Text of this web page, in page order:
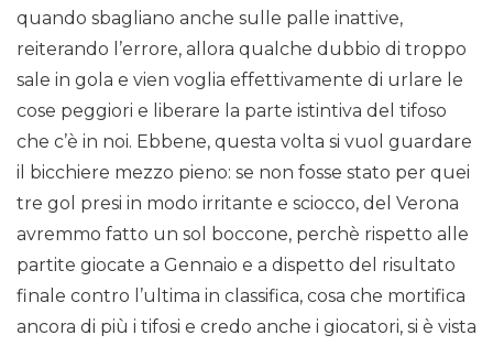
quando sbagliano anche sulle palle inattive,
reiterando l’errore, allora qualche dubbio di troppo
sale in gola e vien voglia effettivamente di urlare le
cose peggiori e liberare la parte istintiva del tifoso
che c’è in noi. Ebbene, questa volta si vuol guardare
il bicchiere mezzo pieno: se non fosse stato per quei
tre gol presi in modo irritante e sciocco, del Verona
avremmo fatto un sol boccone, perchè rispetto alle
partite giocate a Gennaio e a dispetto del risultato
finale contro l’ultima in classifica, cosa che mortifica
ancora di più i tifosi e credo anche i giocatori, si è vista